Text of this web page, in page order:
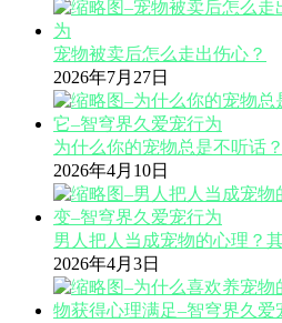
宠物被卖后怎么走出伤心？
2026年7月27日
为什么你的宠物总是不听话
2026年4月10日
男人把人当成宠物的心理？
2026年4月3日